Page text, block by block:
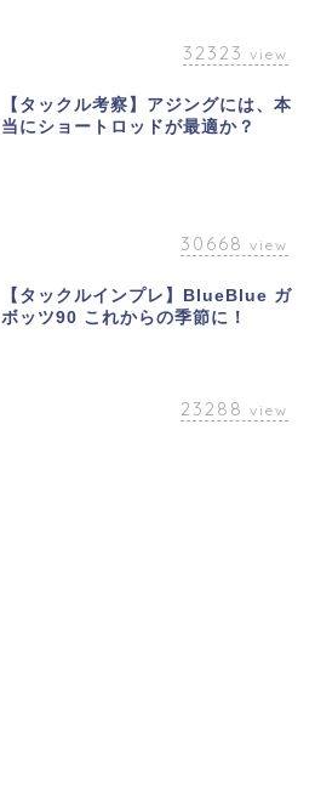
32323 view
【タックル考察】アジングには、本
当にショートロッドが最適か？
30668 view
【タックルインプレ】BlueBlue ガ
ボッツ90 これからの季節に！
23288 view